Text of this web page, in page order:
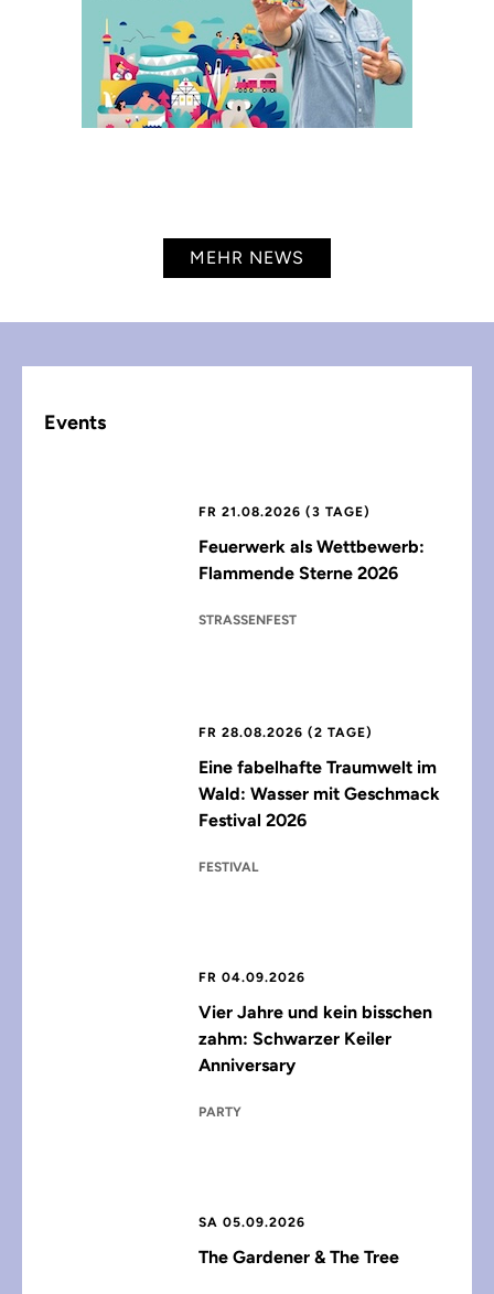
MEHR NEWS
Events
FR 21.08.2026 (3 TAGE)
Feuerwerk als Wettbewerb:
Flammende Sterne 2026
STRASSENFEST
FR 28.08.2026 (2 TAGE)
Eine fabelhafte Traumwelt im
Wald: Wasser mit Geschmack
Festival 2026
FESTIVAL
FR 04.09.2026
Vier Jahre und kein bisschen
zahm: Schwarzer Keiler
Anniversary
PARTY
SA 05.09.2026
The Gardener & The Tree